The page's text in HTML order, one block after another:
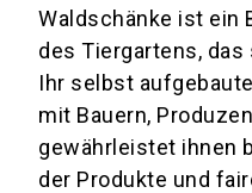
Waldschänke ist ein
des Tiergartens,
Ihr selbst
mit Bauern,
gewährleistet ihnen
der Produkte und